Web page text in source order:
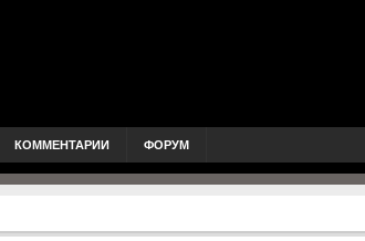
КОММЕНТАРИИ ФОРУМ